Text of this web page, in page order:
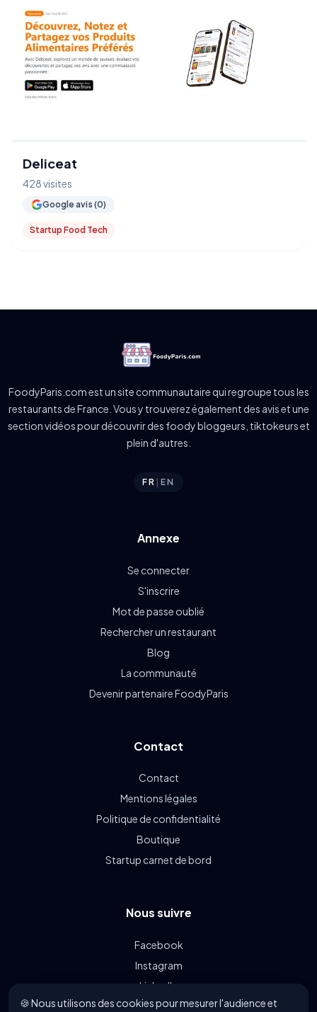
Deliceat
428 visites
Google avis (0)
Startup Food Tech
FoodyParis.com est un site communautaire qui regroupe tous les
restaurants de France. Vous y trouverez également des avis et une
section vidéos pour découvrir des foody bloggeurs, tiktokeurs et
plein d'autres.
FR |EN
Annexe
Se connecter
S'inscrire
Mot de passe oublié
Rechercher un restaurant
Blog
La communauté
Devenir partenaire FoodyParis
Contact
Contact
Mentions légales
Politique de confidentialité
Boutique
Startup carnet de bord
Nous suivre
Facebook
Instagram
LinkedIn
Linkin.bio
🍪 Nous utilisons des cookies pour mesurer l'audience et